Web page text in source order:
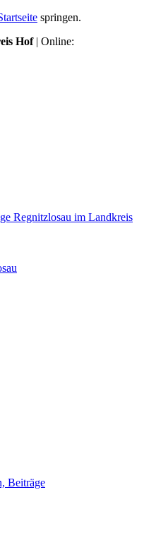
springen.
Hof| Online:
Beiträge